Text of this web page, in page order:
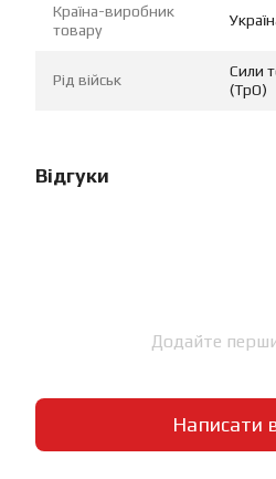
Країна-виробник
товару
Рід військ
Сили
(ТрО)
Відгуки
Додайте
Написати